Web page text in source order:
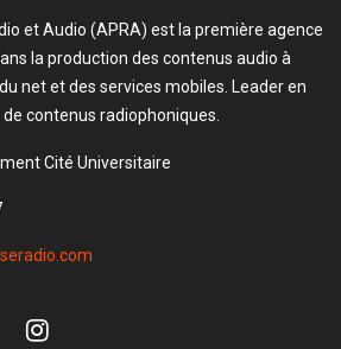
et Audio (APRA) est la première agence
la production des contenus audio à
net et des services mobiles. Leader en
contenus radiophoniques.
Cité Universitaire